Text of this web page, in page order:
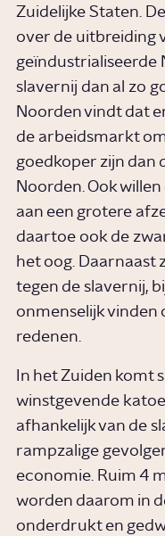
Zuidelijke Staten.
over de uitbreiding
geïndustrialiseerde
slavernij dan al zo
Noorden vindt dat
de arbeidsmarkt
goedkoper zijn dan
Noorden. Ook
aan een grotere
daartoe ook de
het oog. Daarnaast
tegen de slavernij,
onmenselijk vinden
redenen.
In het Zuiden komt
winstgevende
afhankelijk van de
rampzalige
economie. Ruim 4
worden daarom in
onderdrukt en